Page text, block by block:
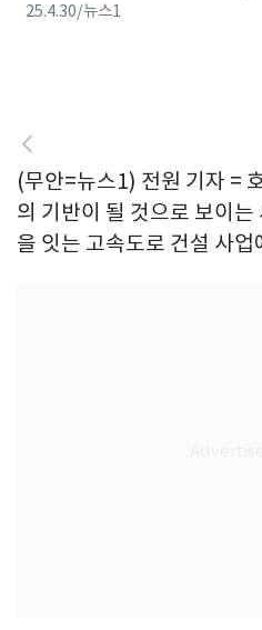
25.4.30/뉴스1
(무안=뉴스1) 전원 기자 =
의 기반이 될 것으로 보이
을 잇는 고속도로 건설 사